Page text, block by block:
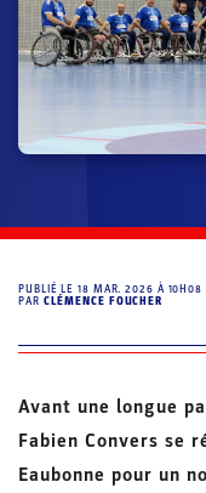
PUBLIÉ LE18 MAR. 2026 À 10H08
PAR CLÉMENCE FOUCHER
Avant une longue
Fabien Convers se
Eaubonne pour un